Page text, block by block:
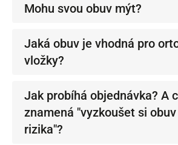
Mohu svou obuv mýt?
Jaká obuv je vhodná pro
vložky?
Jak probíhá objednávka? A
znamená "vyzkoušet si
rizika"?